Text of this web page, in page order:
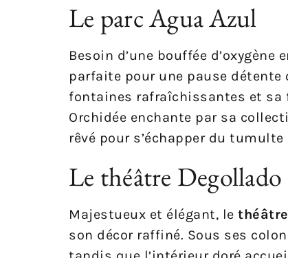
Le parc Agua Azul
Besoin d’une bouffée d’oxygène
parfaite pour une pause détente
fontaines rafraîchissantes et sa
Orchidée enchante par sa
rêvé pour s’échapper du
Le théâtre Degollado
Majestueux et élégant, le
son décor raffiné. Sous ses